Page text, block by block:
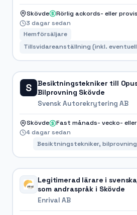
Skövde
Rörlig ackords- eller
3 dagar sedan
Hemförsäljare
Tillsvidareanställning (inkl.
S
Besiktningstekniker till
Bilprovning Skövde
Svensk Autorekrytering AB
Skövde
Fast månads- vecko-
4 dagar sedan
Besiktningstekniker, bilprovning
Legitimerad lärare i
som andraspråk i Skövde
Enrival AB